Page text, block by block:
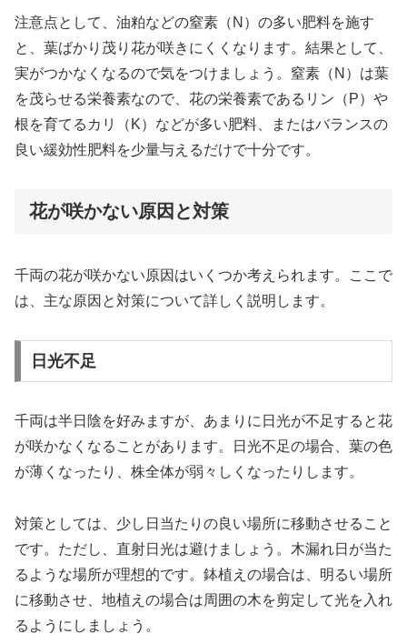
注意点として、油粕などの窒素（N）の多い肥料を施す
と、葉ばかり茂り花が咲きにくくなります。結果として、
実がつかなくなるので気をつけましょう。窒素（N）は葉
を茂らせる栄養素なので、花の栄養素であるリン（P）や
根を育てるカリ（K）などが多い肥料、またはバランスの
良い緩効性肥料を少量与えるだけで十分です。
花が咲かない原因と対策
千両の花が咲かない原因はいくつか考えられます。ここで
は、主な原因と対策について詳しく説明します。
日光不足
千両は半日陰を好みますが、あまりに日光が不足すると花
が咲かなくなることがあります。日光不足の場合、葉の色
が薄くなったり、株全体が弱々しくなったりします。
対策としては、少し日当たりの良い場所に移動させること
です。ただし、直射日光は避けましょう。木漏れ日が当た
るような場所が理想的です。鉢植えの場合は、明るい場所
に移動させ、地植えの場合は周囲の木を剪定して光を入れ
るようにしましょう。